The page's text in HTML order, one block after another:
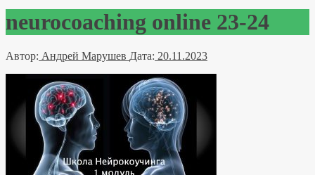
neurocoaching online 23-24
Автор: Андрей Марушев Дата: 20.11.2023